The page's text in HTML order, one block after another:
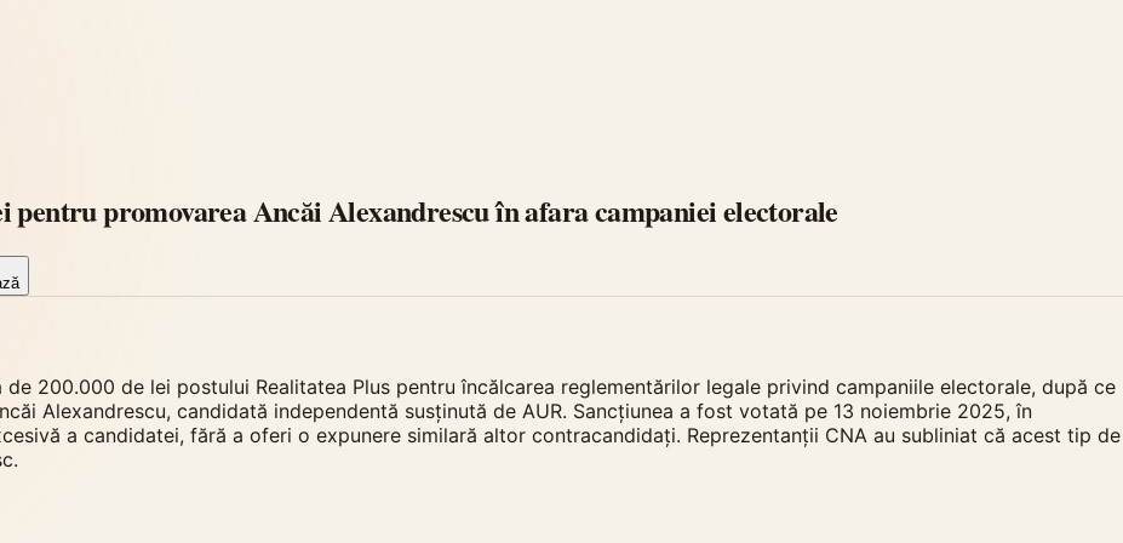
pentru promovarea Ancăi Alexandrescu în afara campaniei electorale
200.000 de lei postului Realitatea Plus pentru încălcarea reglementărilor legale privind campaniile electorale, după ce
Alexandrescu, candidată independentă susținută de AUR. Sancțiunea a fost votată pe 13 noiembrie 2025, în
a candidatei, fără a oferi o expunere similară altor contracandidați. Reprezentanții CNA au subliniat că acest tip de